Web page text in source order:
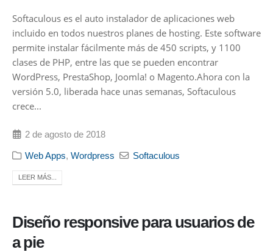
Softaculous es el auto instalador de aplicaciones web
incluido en todos nuestros planes de hosting. Este software
permite instalar fácilmente más de 450 scripts, y 1100
clases de PHP, entre las que se pueden encontrar
WordPress, PrestaShop, Joomla! o Magento.Ahora con la
versión 5.0, liberada hace unas semanas, Softaculous
crece...
2 de agosto de 2018
Web Apps,Wordpress Softaculous
LEER MÁS...
Diseño responsive para usuarios de
a pie